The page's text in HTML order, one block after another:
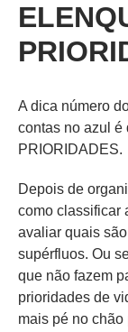
A dica número
contas no azul é
PRIORIDADES.
Depois de
como classificar
avaliar quais
supérfluos. Ou
que não fazem
prioridades de
mais pé no